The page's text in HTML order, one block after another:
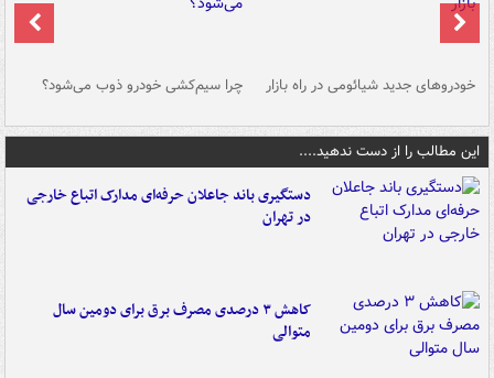
خودروهای جدید شیائومی در راه بازار چرا سیم‌کشی خودرو ذوب می‌شود؟
این مطالب را از دست ندهید....
دستگیری باند جاعلان حرفه‌ای مدارک اتباع خارجی
در تهران
کاهش ۳ درصدی مصرف برق برای دومین سال
متوالی